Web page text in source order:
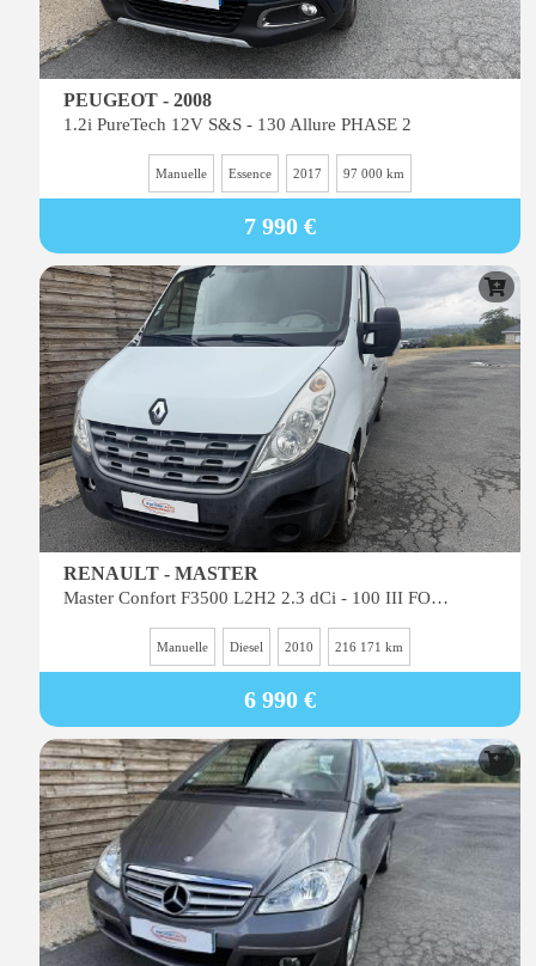
PEUGEOT - 2008
1.2i PureTech 12V S&S - 130 Allure PHASE 2
Manuelle Essence 2017 97 000 km
7 990 €
RENAULT - MASTER
Master Confort F3500 L2H2 2.3 dCi - 100 III FOURGON Fourgon L2H2 Traction PHASE 1
Manuelle Diesel 2010 216 171 km
6 990 €